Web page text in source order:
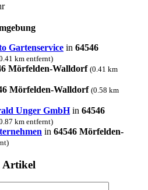
Gartenservice in 64546
km entfernt)
Mörfelden-Walldorf (0.41 km
Mörfelden-Walldorf (0.58 km
Unger GmbHin 64546
km entfernt)
in 64546 Mörfelden-
Artikel